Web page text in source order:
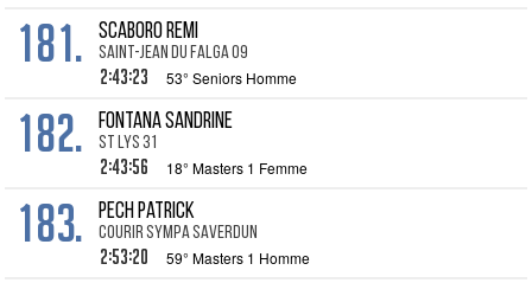
181. SCABORO Remi
Saint-Jean du Falga 09
2:43:23 53° Seniors Homme
182. FONTANA Sandrine
St Lys 31
2:43:56 18° Masters 1 Femme
183. PECH Patrick
courir sympa saverdun
2:53:20 59° Masters 1 Homme